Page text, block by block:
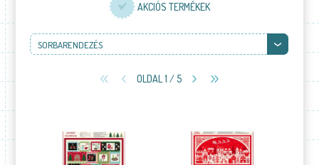
AKCIÓS TERMÉKEK
SORBARENDEZÉS
OLDAL 1 / 5